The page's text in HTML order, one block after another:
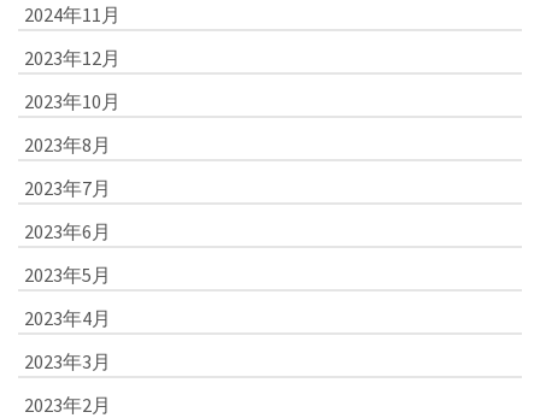
2024年11月
2023年12月
2023年10月
2023年8月
2023年7月
2023年6月
2023年5月
2023年4月
2023年3月
2023年2月